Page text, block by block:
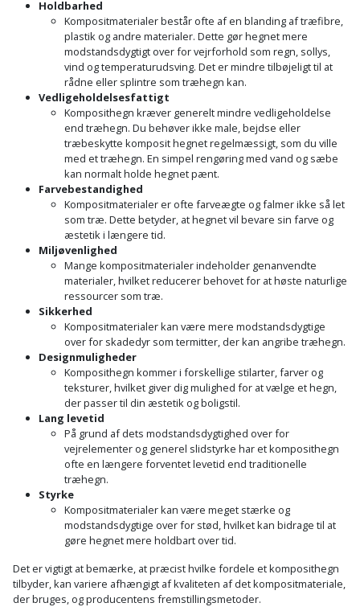
Holdbarhed
Kompositmaterialer består ofte af en blanding af træfibre,
plastik og andre materialer. Dette gør hegnet mere
modstandsdygtigt over for vejrforhold som regn, sollys,
vind og temperaturudsving. Det er mindre tilbøjeligt til at
rådne eller splintre som træhegn kan.
Vedligeholdelsesfattigt
Komposithegn kræver generelt mindre vedligeholdelse
end træhegn. Du behøver ikke male, bejdse eller
træbeskytte komposit hegnet regelmæssigt, som du ville
med et træhegn. En simpel rengøring med vand og sæbe
kan normalt holde hegnet pænt.
Farvebestandighed
Kompositmaterialer er ofte farveægte og falmer ikke så let
som træ. Dette betyder, at hegnet vil bevare sin farve og
æstetik i længere tid.
Miljøvenlighed
Mange kompositmaterialer indeholder genanvendte
materialer, hvilket reducerer behovet for at høste naturlige
ressourcer som træ.
Sikkerhed
Kompositmaterialer kan være mere modstandsdygtige
over for skadedyr som termitter, der kan angribe træhegn.
Designmuligheder
Komposithegn kommer i forskellige stilarter, farver og
teksturer, hvilket giver dig mulighed for at vælge et hegn,
der passer til din æstetik og boligstil.
Lang levetid
På grund af dets modstandsdygtighed over for
vejrelementer og generel slidstyrke har et komposithegn
ofte en længere forventet levetid end traditionelle
træhegn.
Styrke
Kompositmaterialer kan være meget stærke og
modstandsdygtige over for stød, hvilket kan bidrage til at
gøre hegnet mere holdbart over tid.
Det er vigtigt at bemærke, at præcist hvilke fordele et komposithegn
tilbyder, kan variere afhængigt af kvaliteten af det kompositmateriale,
der bruges, og producentens fremstillingsmetoder.